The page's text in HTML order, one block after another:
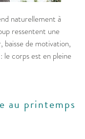
naturellement à
ressentent une
baisse de motivation,
le corps est en pleine
au printemps